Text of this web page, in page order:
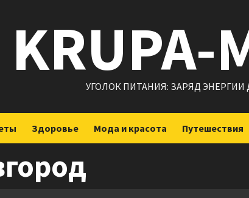
KRUPA-
УГОЛОК ПИТАНИЯ: ЗАРЯД ЭНЕРГИИ
Здоровье Мода и красота Путешествия